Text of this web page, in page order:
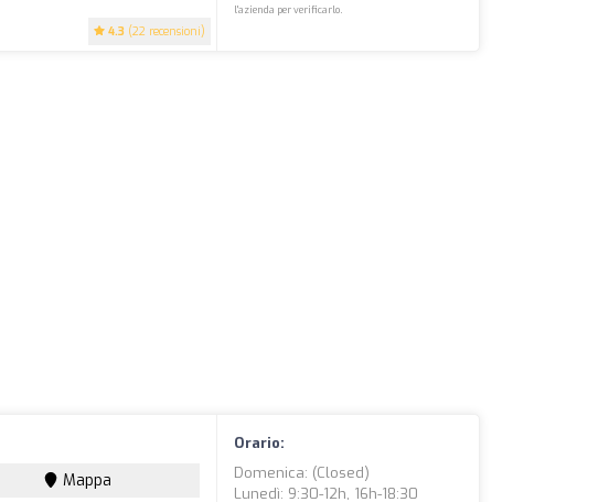
4.3 (22 recensioni)
l'azienda per verificarlo.
Mappa
Orario:
Domenica: (closed)
Lunedì: 9:30-12h, 16h-18:30